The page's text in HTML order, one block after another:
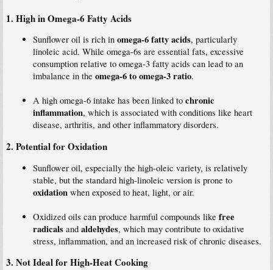
1. High in Omega-6 Fatty Acids
Sunflower oil is rich in omega-6 fatty acids, particularly
linoleic acid. While omega-6s are essential fats, excessive
consumption relative to omega-3 fatty acids can lead to an
imbalance in the omega-6 to omega-3 ratio.
A high omega-6 intake has been linked to chronic
inflammation, which is associated with conditions like heart
disease, arthritis, and other inflammatory disorders.
2. Potential for Oxidation
Sunflower oil, especially the high-oleic variety, is relatively
stable, but the standard high-linoleic version is prone to
oxidation when exposed to heat, light, or air.
Oxidized oils can produce harmful compounds like free
radicals and aldehydes, which may contribute to oxidative
stress, inflammation, and an increased risk of chronic diseases.
3. Not Ideal for High-Heat Cooking